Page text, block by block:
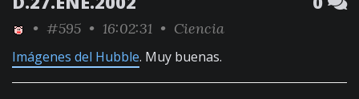
• #595 • 16:02:31 • Ciencia
Imágenes del Hubble. Muy buenas.